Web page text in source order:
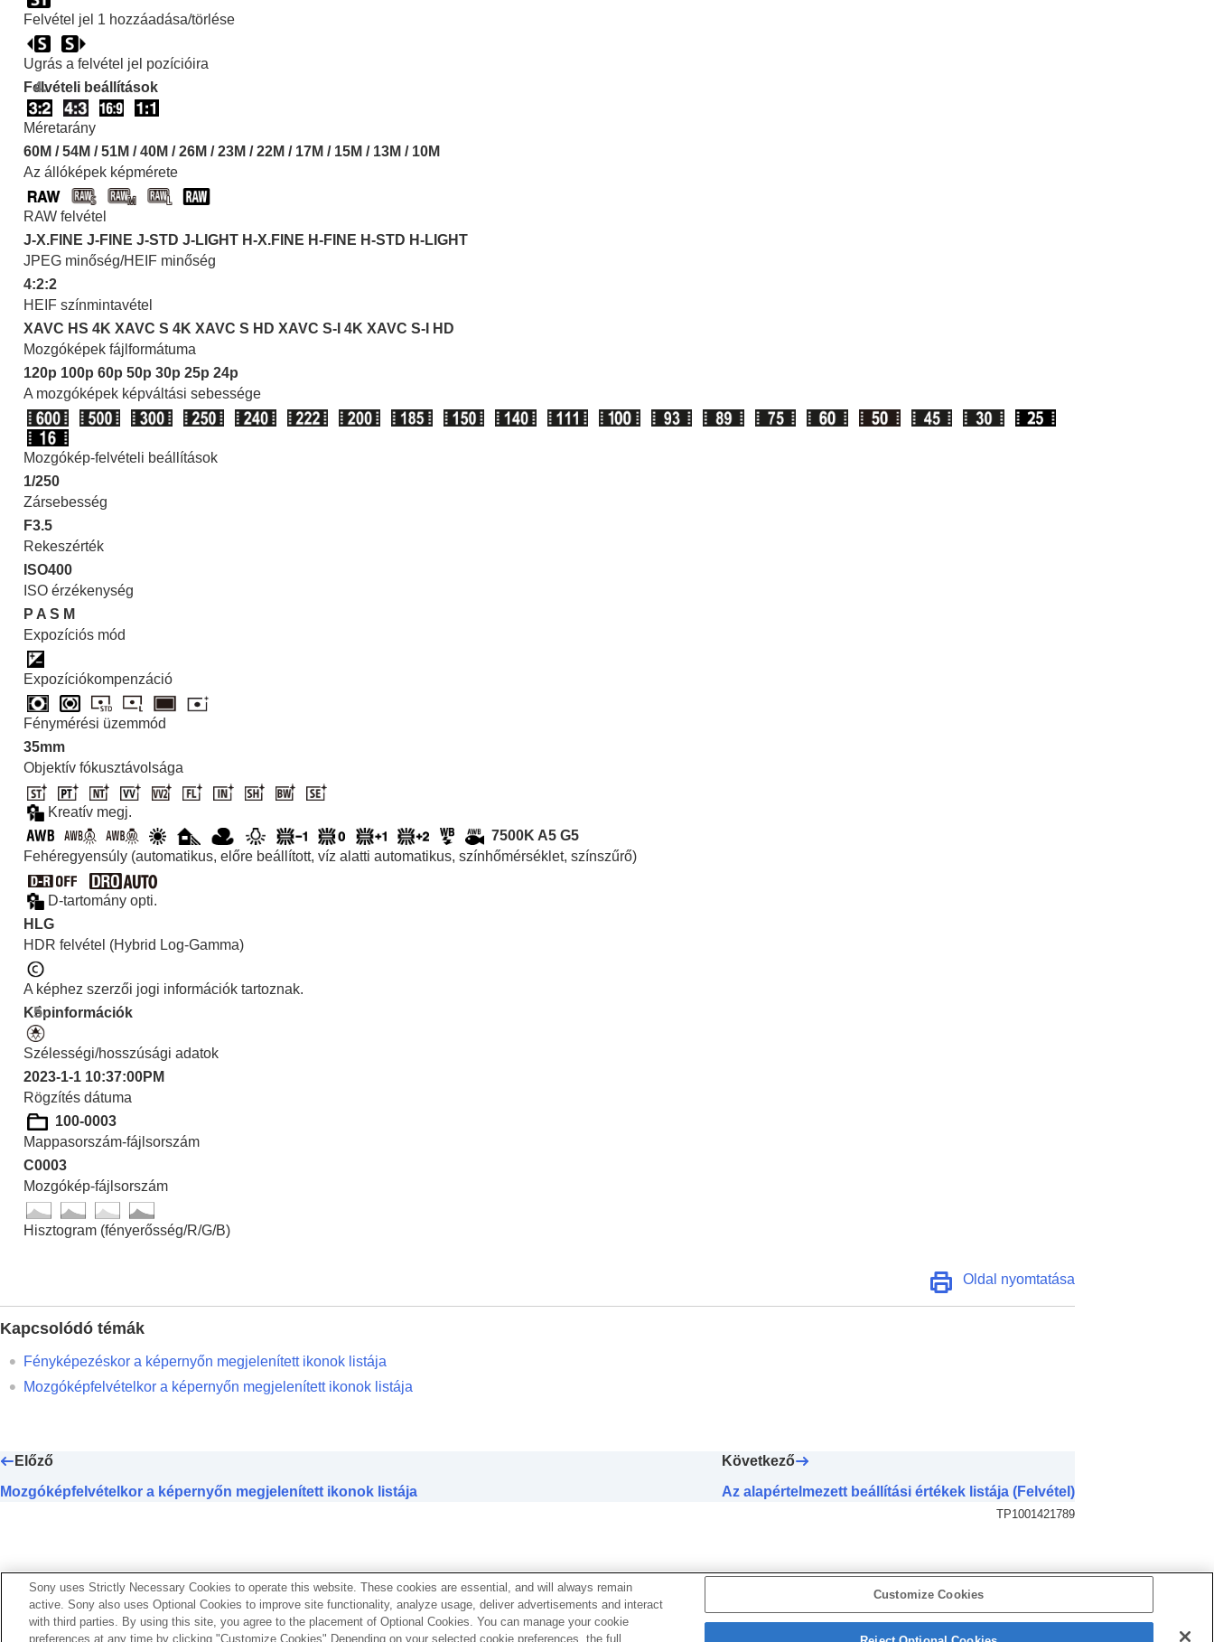
Felvétel jel 1 hozzáadása/törlése
Ugrás a felvétel jel pozícióira
Felvételi beállítások
Méretarány
60M / 54M / 51M / 40M / 26M / 23M / 22M / 17M / 15M / 13M / 10M
Az állóképek képmérete
RAW felvétel
J-X.FINE J-FINE J-STD J-LIGHT H-X.FINE H-FINE H-STD H-LIGHT
JPEG minőség/HEIF minőség
4:2:2
HEIF színmintavétel
XAVC HS 4K XAVC S 4K XAVC S HD XAVC S-I 4K XAVC S-I HD
Mozgóképek fájlformátuma
120p 100p 60p 50p 30p 25p 24p
A mozgóképek képváltási sebessége
Mozgókép-felvételi beállítások
1/250
Zársebesség
F3.5
Rekeszérték
ISO400
ISO érzékenység
P A S M
Expozíciós mód
Expozíciókompenzáció
Fénymérési üzemmód
35mm
Objektív fókusztávolsága
Kreatív megj.
7500K A5 G5
Fehéregyensúly (automatikus, előre beállított, víz alatti automatikus, színhőmérséklet, színszűrő)
D-tartomány opti.
HLG
HDR felvétel (Hybrid Log-Gamma)
A képhez szerzői jogi információk tartoznak.
Képinformációk
Szélességi/hosszúsági adatok
2023-1-1 10:37:00PM
Rögzítés dátuma
100-0003
Mappasorszám-fájlsorszám
C0003
Mozgókép-fájlsorszám
Hisztogram (fényerősség/R/G/B)
Oldal nyomtatása
Kapcsolódó témák
Fényképezéskor a képernyőn megjelenített ikonok listája
Mozgóképfelvételkor a képernyőn megjelenített ikonok listája
Előző
Mozgóképfelvételkor a képernyőn megjelenített ikonok listája
Következő
Az alapértelmezett beállítási értékek listája (Felvétel)
TP1001421789
Sony uses Strictly Necessary Cookies to operate this website. These cookies are essential, and will always remain
active. Sony also uses Optional Cookies to improve site functionality, analyze usage, deliver advertisements and interact
with third parties. By using this site, you agree to the placement of Optional Cookies. You can manage your cookie
preferences at any time by clicking "Customize Cookies" Depending on your selected cookie preferences, the full
Customize Cookies